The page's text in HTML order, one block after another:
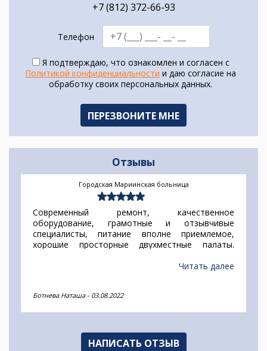
+7 (812) 372-66-93
Телефон
Я подтверждаю, что ознакомлен и согласен с
Политикой конфиденциальности и даю согласие на
обработку своих персональных данных.
Отзывы
Городская Мариинская больница
Современный ремонт, качественное
оборудование, грамотные и отзывчивые
специалисты, питание вполне приемлемое,
хорошие просторные двухместные палаты.
Читать далее
Ботнева Наташа - 03.08.2022
НАПИСАТЬ ОТЗЫВ